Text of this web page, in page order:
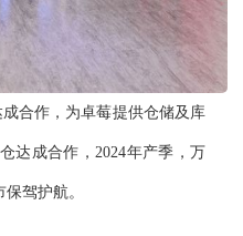
合作，为卓莓提供仓储及库
达成合作，2024年产季，万
驾护航。